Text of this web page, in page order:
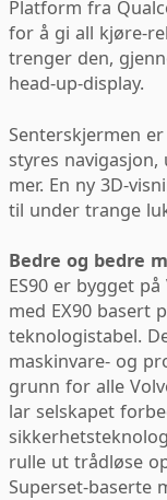
Platform fra
for å gi all kjøre-
trenger den,
head-up-display.
Senterskjermen
styres
mer. En ny 3D-
til under trange
Bedre og bedre
ES90 er bygget
med EX90 basert
teknologistabel.
maskinvare- og
grunn for alle
lar selskapet
rulle ut trådløse
Superset-baserte